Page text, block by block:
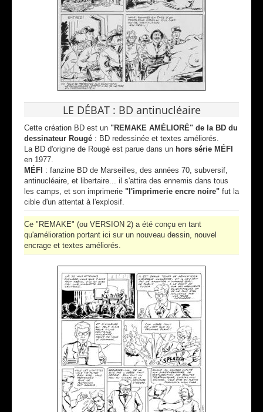
LE DÉBAT : BD antinucléaire
Cette création BD est un "REMAKE AMÉLIORÉ" de la BD du
dessinateur Rougé : BD redessinée et textes améliorés.
La BD d'origine de Rougé est parue dans un hors série MÉFI
en 1977.
MÉFI : fanzine BD de Marseilles, des années 70, subversif,
antinucléaire, et libertaire... il s'attira des ennemis dans tous
les camps, et son imprimerie "l'imprimerie encre noire" fut la
cible d'un attentat à l'explosif.
Ce "REMAKE" (ou VERSION 2) a été conçu en tant
qu'amélioration portant ici sur un nouveau dessin, nouvel
encrage et textes améliorés.